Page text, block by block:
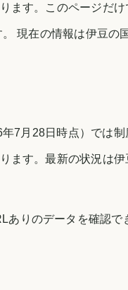
す。このページだけ
現在の情報は伊豆の
7月28日時点）では制
ます。最新の状況は伊
ありのデータを確認で